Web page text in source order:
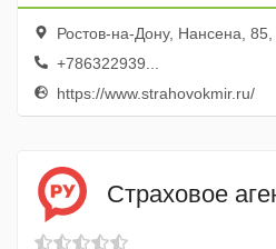
Ростов-на-Дону, Нансена,
+786322939...
https://www.strahovokmir.ru/
Страховое